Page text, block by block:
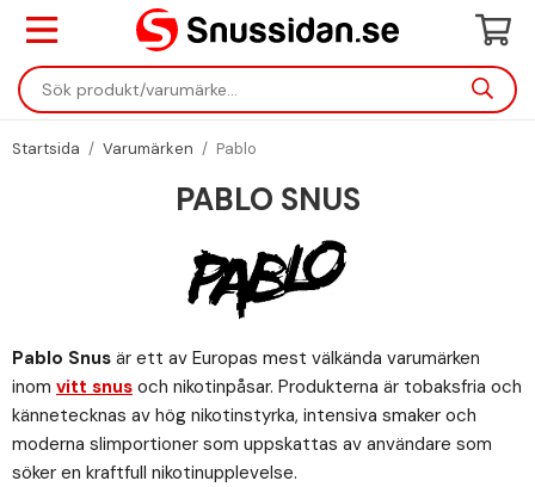
Startsida / Varumärken / Pablo
PABLO SNUS
Pablo Snus är ett av Europas mest välkända varumärken
inom vitt snus och nikotinpåsar. Produkterna är tobaksfria och
kännetecknas av hög nikotinstyrka, intensiva smaker och
moderna slimportioner som uppskattas av användare som
söker en kraftfull nikotinupplevelse.